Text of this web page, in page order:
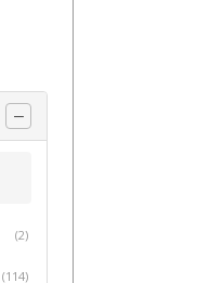
(2)
(114)